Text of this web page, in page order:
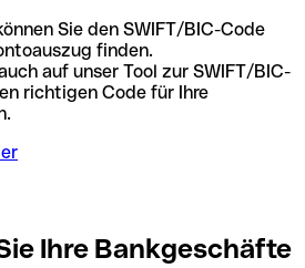
Sie den SWIFT/BIC-Code
finden.
auf unser Tool zur SWIFT/BIC-
richtigen Code für Ihre
Ihre Bankgeschäfte